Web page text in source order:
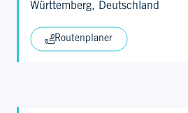
Württemberg, Deutschland
Routenplaner